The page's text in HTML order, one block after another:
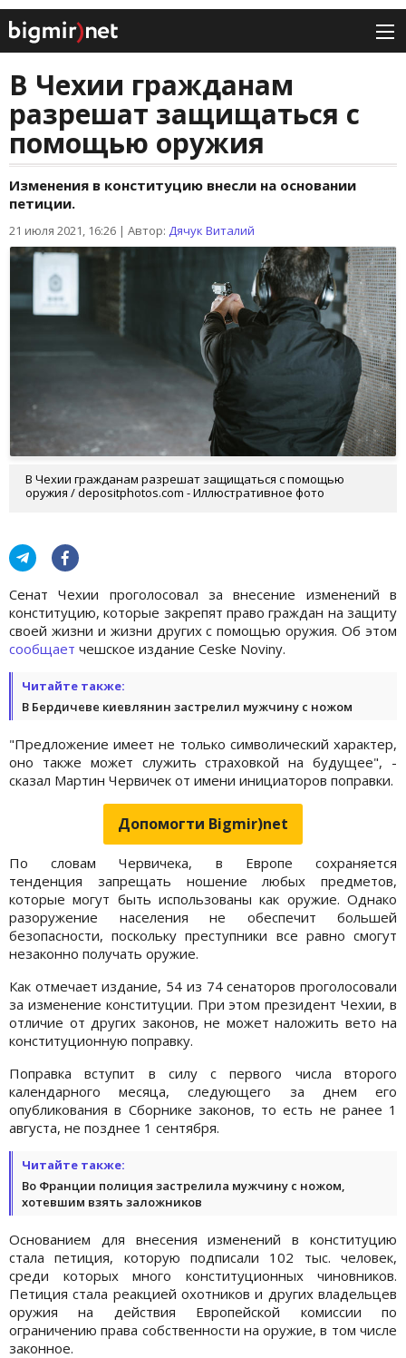
В Чехии гражданам
разрешат защищаться с
помощью оружия
Изменения в конституцию внесли на основании
петиции.
21 июля 2021, 16:26 | Автор: Дячук Виталий
В Чехии гражданам разрешат защищаться с помощью
оружия / depositphotos.com - Иллюстративное фото
Сенат Чехии проголосовал за внесение изменений в
конституцию, которые закрепят право граждан на защиту
своей жизни и жизни других с помощью оружия. Об этом
сообщает чешское издание Ceske Noviny.
Читайте также:
В Бердичеве киевлянин застрелил мужчину с ножом
"Предложение имеет не только символический характер,
оно также может служить страховкой на будущее", -
сказал Мартин Червичек от имени инициаторов поправки.
Допомогти Bigmir)net
По словам Червичека, в Европе сохраняется
тенденция запрещать ношение любых предметов,
которые могут быть использованы как оружие. Однако
разоружение населения не обеспечит большей
безопасности, поскольку преступники все равно смогут
незаконно получать оружие.
Как отмечает издание, 54 из 74 сенаторов проголосовали
за изменение конституции. При этом президент Чехии, в
отличие от других законов, не может наложить вето на
конституционную поправку.
Поправка вступит в силу с первого числа второго
календарного месяца, следующего за днем ​​его
опубликования в Сборнике законов, то есть не ранее 1
августа, не позднее 1 сентября.
Читайте также:
Во Франции полиция застрелила мужчину с ножом,
хотевшим взять заложников
Основанием для внесения изменений в конституцию
стала петиция, которую подписали 102 тыс. человек,
среди которых много конституционных чиновников.
Петиция стала реакцией охотников и других владельцев
оружия на действия Европейской комиссии по
ограничению права собственности на оружие, в том числе
законное.